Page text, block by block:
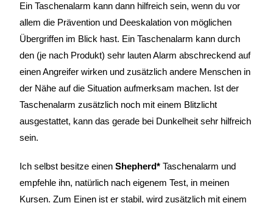
Ein Taschenalarm kann dann hilfreich sein, wenn du vor
allem die Prävention und Deeskalation von möglichen
Übergriffen im Blick hast. Ein Taschenalarm kann durch
den (je nach Produkt) sehr lauten Alarm abschreckend auf
einen Angreifer wirken und zusätzlich andere Menschen in
der Nähe auf die Situation aufmerksam machen. Ist der
Taschenalarm zusätzlich noch mit einem Blitzlicht
ausgestattet, kann das gerade bei Dunkelheit sehr hilfreich
sein.
Ich selbst besitze einenShepherd* Taschenalarm und
empfehle ihn, natürlich nach eigenem Test, in meinen
Kursen. Zum Einen ist er stabil, wird zusätzlich mit einem